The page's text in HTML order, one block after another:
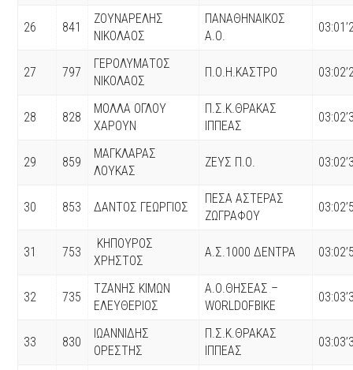
26 841
ΖΟΥΝΑΡΕΛΗΣ
ΝΙΚΟΛΑΟΣ
ΠΑΝΑΘΗΝΑΙΚΟΣ
Α.Ο.
27 797
ΓΕΡΟΛΥΜΑΤΟΣ
ΝΙΚΟΛΑΟΣ
Π.Ο.Η.ΚΑΣΤΡΟ
28 828
ΜΟΛΛΑ ΟΓΛΟΥ
ΧΑΡΟΥΝ
Π.Σ.Κ.ΘΡΑΚΑΣ
ΙΠΠΕΑΣ
29 859
ΜΑΓΚΛΑΡΑΣ
ΛΟΥΚΑΣ
ΖΕΥΣ Π.Ο.
30 853 ΔΑΝΤΟΣ ΓΕΩΡΓΙΟΣ
ΠΕΣΑ ΑΣΤΕΡΑΣ
ΖΩΓΡΑΦΟΥ
31 753
ΚΗΠΟΥΡΟΣ
ΧΡΗΣΤΟΣ
Α.Σ.1000 ΔΕΝΤΡΑ
32 735
ΤΖΑΝΗΣ ΚΙΜΩΝ
ΕΛΕΥΘΕΡΙΟΣ
Α.Ο.ΘΗΣΕΑΣ –
WORLDOFBIKE
33 830
ΙΩΑΝΝΙΔΗΣ
ΟΡΕΣΤΗΣ
Π.Σ.Κ.ΘΡΑΚΑΣ
ΙΠΠΕΑΣ